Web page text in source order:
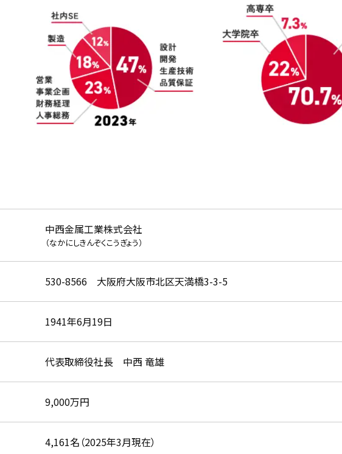
中西金属工業株式会社
（なかにしきんぞくこうぎょう）
530-8566 大阪府大阪市北区天満橋3-3-5
1941年6月19日
代表取締役社長 中西 竜雄
9,000万円
4,161名（2025年3月現在）